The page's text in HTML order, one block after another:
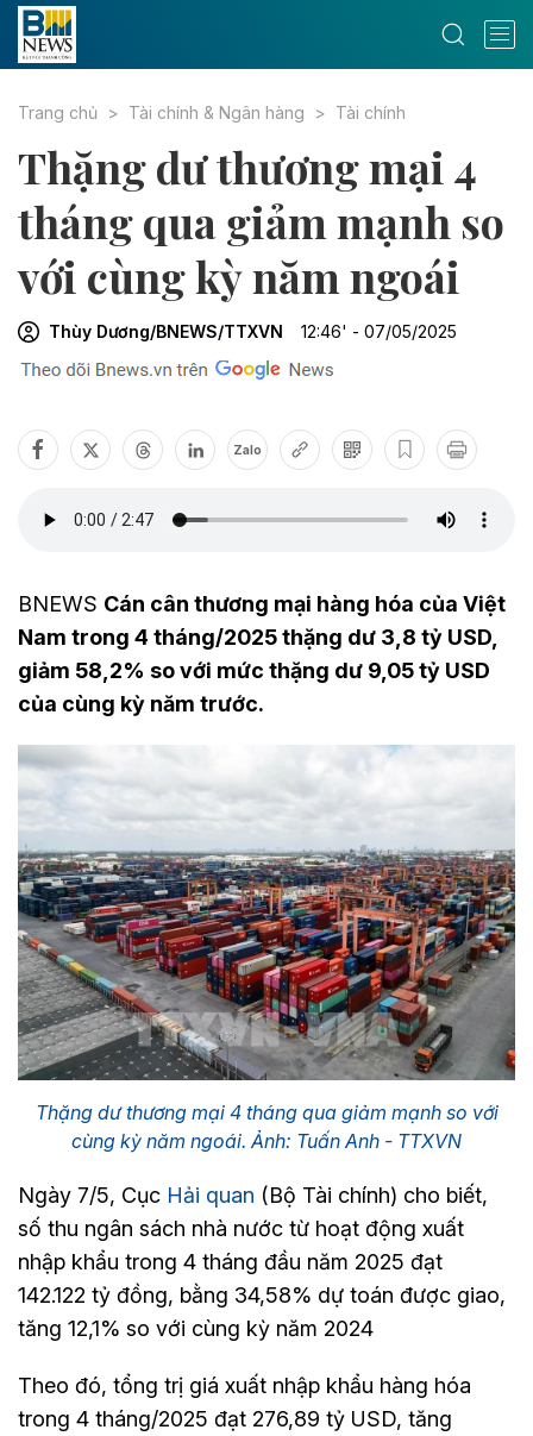
Trang chủ Tài chính & Ngân hàng Tài chính
Thặng dư thương mại 4
tháng qua giảm mạnh so
với cùng kỳ năm ngoái
Thùy Dương/BNEWS/TTXVN 12:46' - 07/05/2025
Zalo
BNEWS Cán cân thương mại hàng hóa của Việt
Nam trong 4 tháng/2025 thặng dư 3,8 tỷ USD,
giảm 58,2% so với mức thặng dư 9,05 tỷ USD
của cùng kỳ năm trước.
Thặng dư thương mại 4 tháng qua giảm mạnh so với
cùng kỳ năm ngoái. Ảnh: Tuấn Anh - TTXVN
Ngày 7/5, Cục Hải quan (Bộ Tài chính) cho biết,
số thu ngân sách nhà nước từ hoạt động xuất
nhập khẩu trong 4 tháng đầu năm 2025 đạt
142.122 tỷ đồng, bằng 34,58% dự toán được giao,
tăng 12,1% so với cùng kỳ năm 2024
Theo đó, tổng trị giá xuất nhập khẩu hàng hóa
trong 4 tháng/2025 đạt 276,89 tỷ USD, tăng